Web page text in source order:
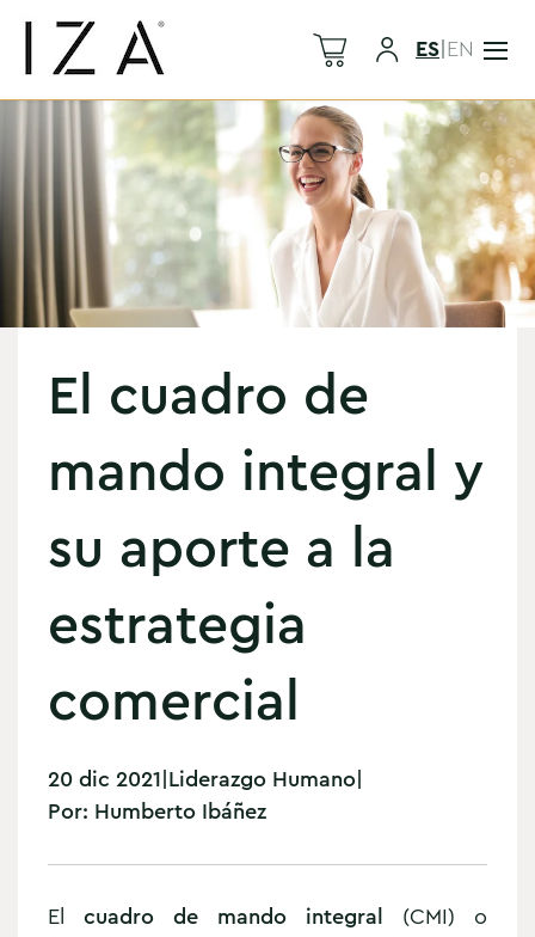
ES|EN
El cuadro de
mando integral y
su aporte a la
estrategia
comercial
20 dic 2021|Liderazgo Humano|
Por: Humberto Ibáñez
El cuadro de mando integral (CMI) o